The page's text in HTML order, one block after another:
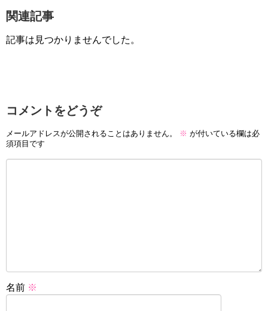
関連記事
記事は見つかりませんでした。
コメントをどうぞ
メールアドレスが公開されることはありません。 ※ が付いている欄は必
須項目です
名前 ※